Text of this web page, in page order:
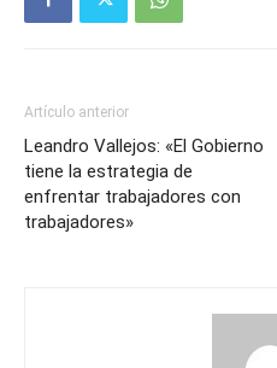
Artículo anterior
Leandro Vallejos: «El Gobierno
tiene la estrategia de
enfrentar trabajadores con
trabajadores»